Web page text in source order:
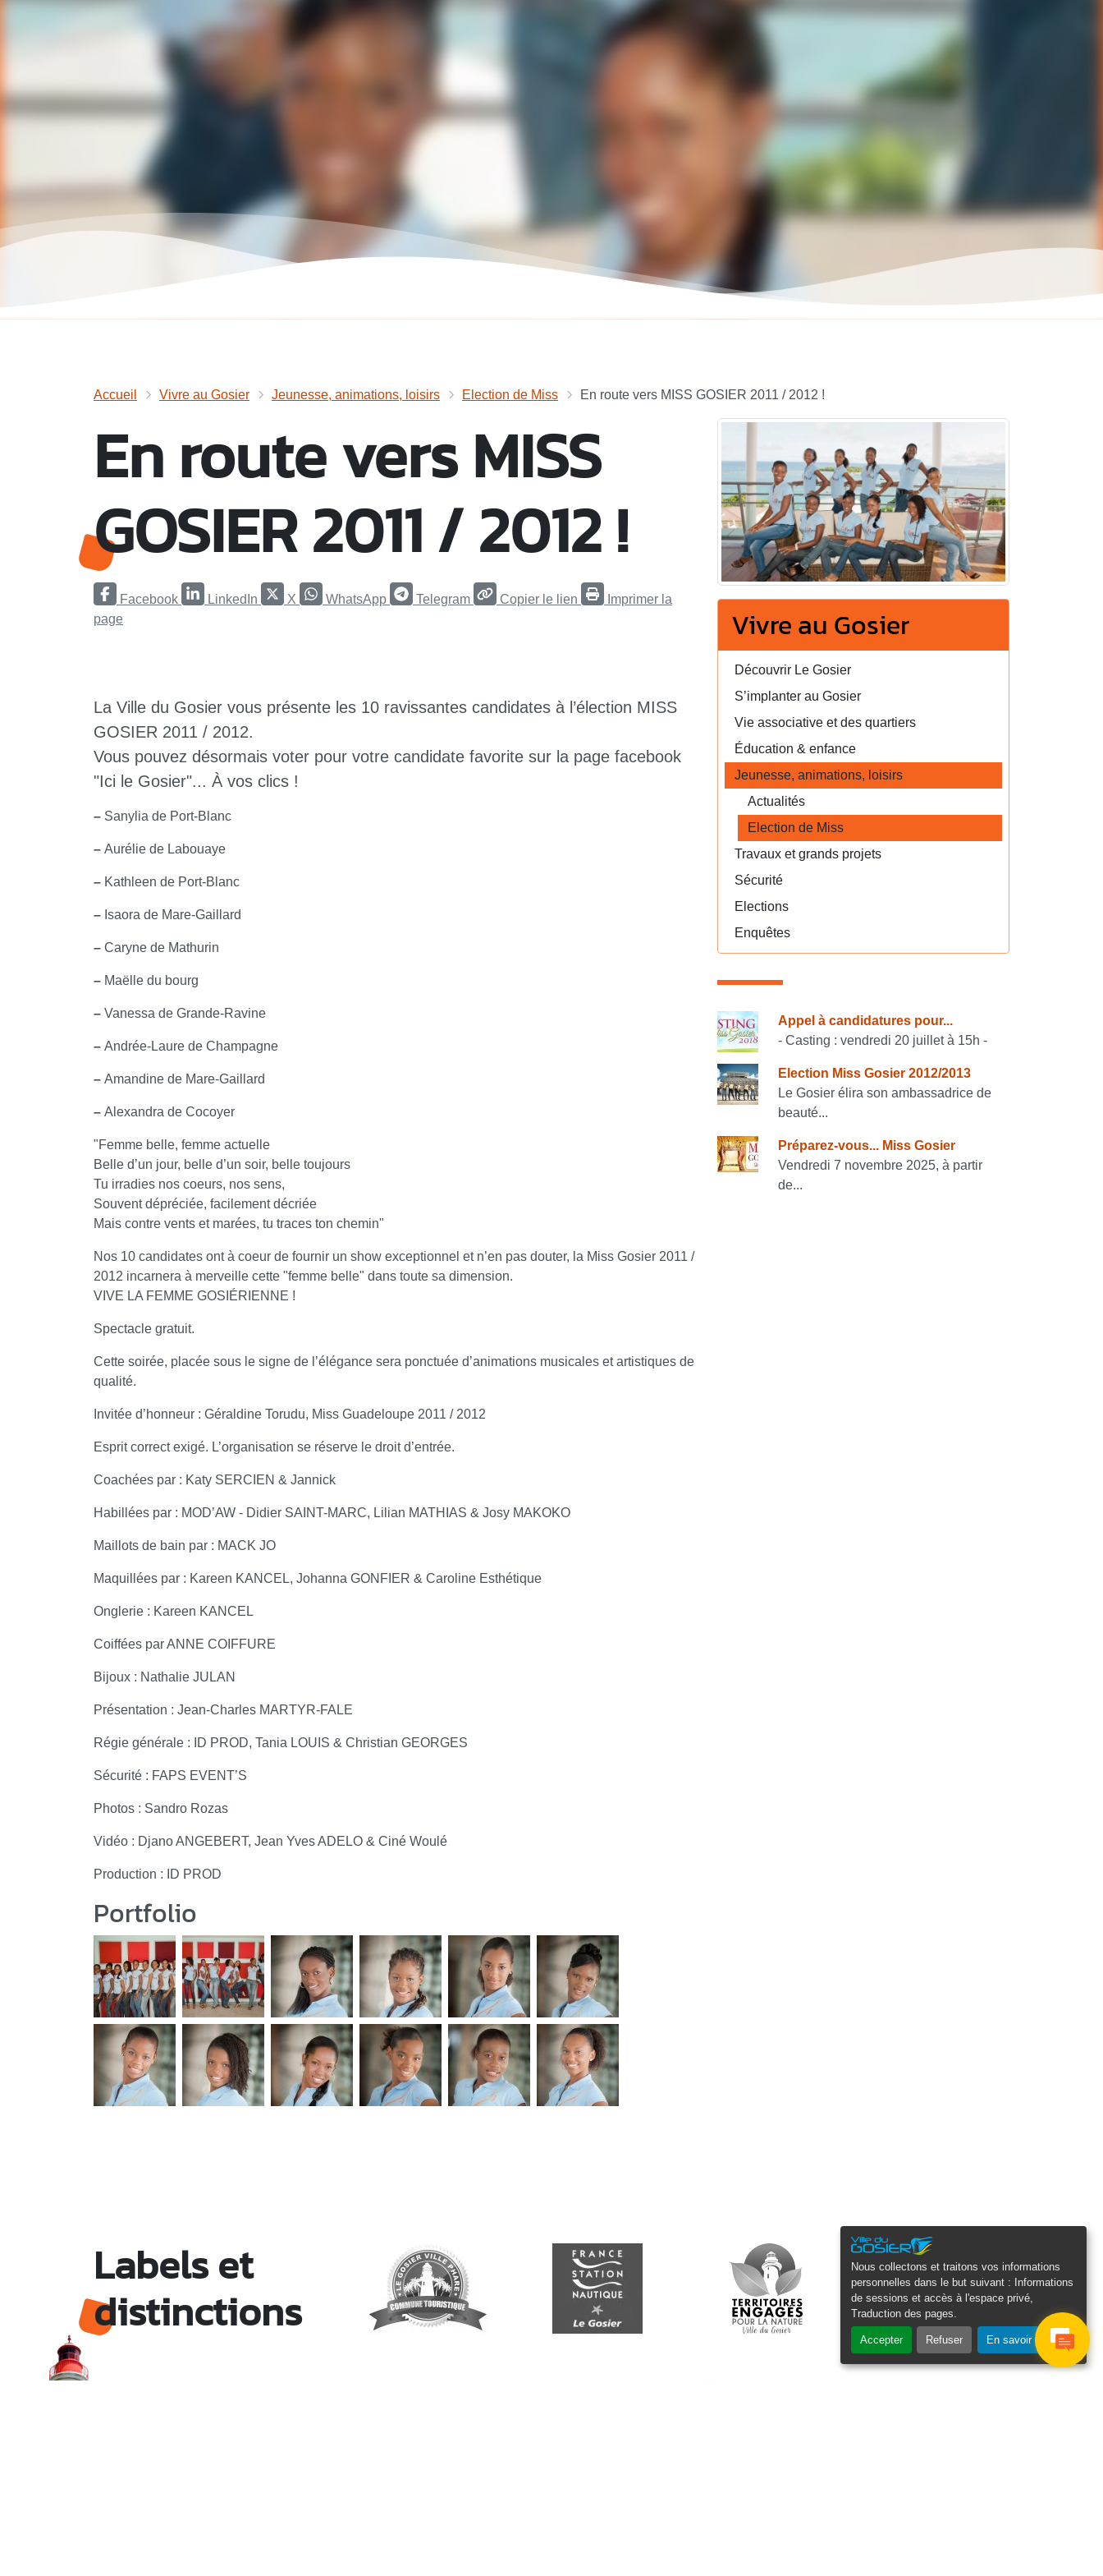
Nous collectons et traitons vos informations
personnelles dans le but suivant :
Informations
de sessions et accès à l'espace privé,
Traduction des pages
Accepter Refuser En savoir plus
Accueil Vivre au Gosier Jeunesse, animations, loisirs Election de Miss En route vers MISS GOSIER 2011 / 2012 !
En route vers MISS
GOSIER 2011 / 2012 !
Facebook LinkedIn X WhatsApp Telegram Copier le lien
Imprimer la
page
La Ville du Gosier vous présente les 10 ravissantes candidates à l’élection MISS
GOSIER 2011 / 2012.
Vous pouvez désormais voter pour votre candidate favorite sur la page facebook
"Ici le Gosier"... À vos clics !
– Sanylia de Port-Blanc
– Aurélie de Labouaye
– Kathleen de Port-Blanc
– Isaora de Mare-Gaillard
– Caryne de Mathurin
– Maëlle du bourg
– Vanessa de Grande-Ravine
– Andrée-Laure de Champagne
– Amandine de Mare-Gaillard
– Alexandra de Cocoyer
"Femme belle, femme actuelle
Belle d’un jour, belle d’un soir, belle toujours
Tu irradies nos coeurs, nos sens,
Souvent dépréciée, facilement décriée
Mais contre vents et marées, tu traces ton chemin"
Nos 10 candidates ont à coeur de fournir un show exceptionnel et n’en pas douter, la Miss Gosier 2011 /
2012 incarnera à merveille cette "femme belle" dans toute sa dimension.
VIVE LA FEMME GOSIÉRIENNE !
Spectacle gratuit.
Cette soirée, placée sous le signe de l’élégance sera ponctuée d’animations musicales et artistiques de
qualité.
Invitée d’honneur : Géraldine Torudu, Miss Guadeloupe 2011 / 2012
Esprit correct exigé. L’organisation se réserve le droit d’entrée.
Coachées par : Katy SERCIEN & Jannick
Habillées par : MOD’AW - Didier SAINT-MARC, Lilian MATHIAS & Josy MAKOKO
Maillots de bain par : MACK JO
Maquillées par : Kareen KANCEL, Johanna GONFIER & Caroline Esthétique
Onglerie : Kareen KANCEL
Coiffées par ANNE COIFFURE
Bijoux : Nathalie JULAN
Présentation : Jean-Charles MARTYR-FALE
Régie générale : ID PROD, Tania LOUIS & Christian GEORGES
Sécurité : FAPS EVENT’S
Photos : Sandro Rozas
Vidéo : Djano ANGEBERT, Jean Yves ADELO & Ciné Woulé
Production : ID PROD
Portfolio
Vivre au Gosier
Découvrir Le Gosier
S’implanter au Gosier
Vie associative et des quartiers
Éducation & enfance
Jeunesse, animations, loisirs
Actualités
Election de Miss
Travaux et grands projets
Sécurité
Elections
Enquêtes
Consulter également
Appel à candidatures pour...
- Casting : vendredi 20 juillet à 15h -
Election Miss Gosier 2012/2013
Le Gosier élira son ambassadrice de
beauté...
Préparez-vous... Miss Gosier
Vendredi 7 novembre 2025, à partir
de...
Labels et
distinctions